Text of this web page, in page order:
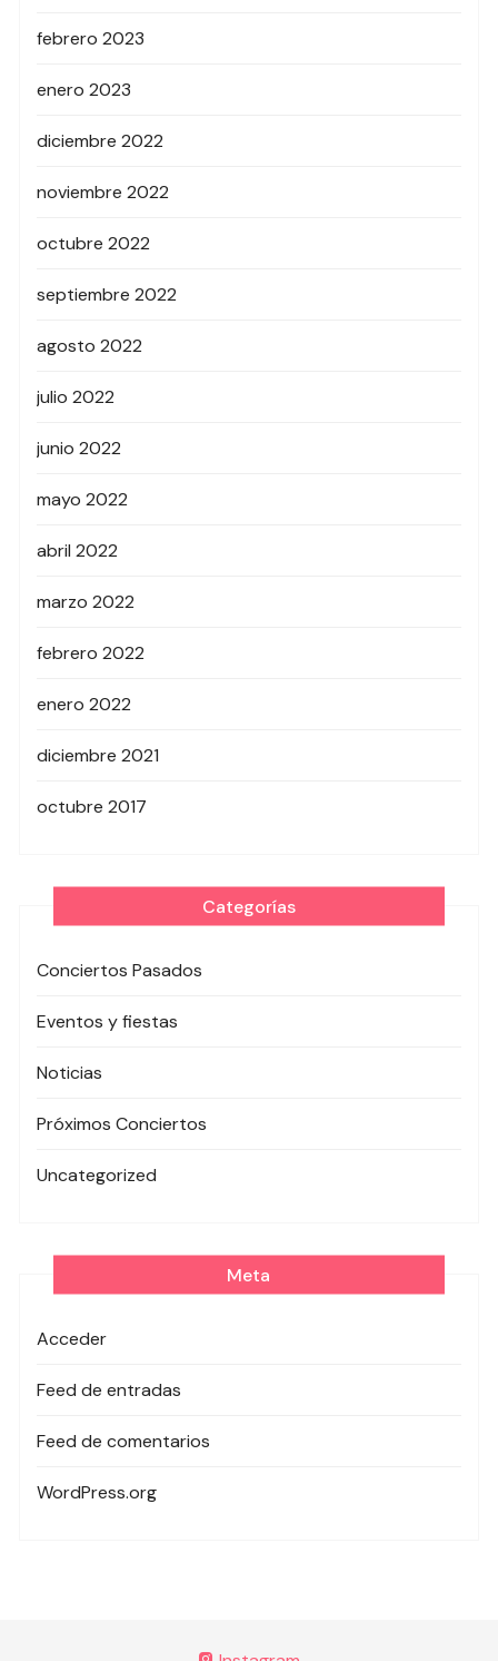
febrero 2023
enero 2023
diciembre 2022
noviembre 2022
octubre 2022
septiembre 2022
agosto 2022
julio 2022
junio 2022
mayo 2022
abril 2022
marzo 2022
febrero 2022
enero 2022
diciembre 2021
octubre 2017
Categorías
Conciertos Pasados
Eventos y fiestas
Noticias
Próximos Conciertos
Uncategorized
Meta
Acceder
Feed de entradas
Feed de comentarios
WordPress.org